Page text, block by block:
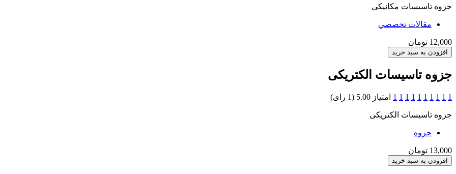
جزوه تاسیسات مکانیکی
مقالات تخصصي
12,000 تومان
جزوه تاسیسات الکتریکی
1
1
1
1
1
1
1
1
1
1 امتیاز 5.00 (1 رای)
جزوه تاسیسات الکتریکی
جزوه
13,000 تومان